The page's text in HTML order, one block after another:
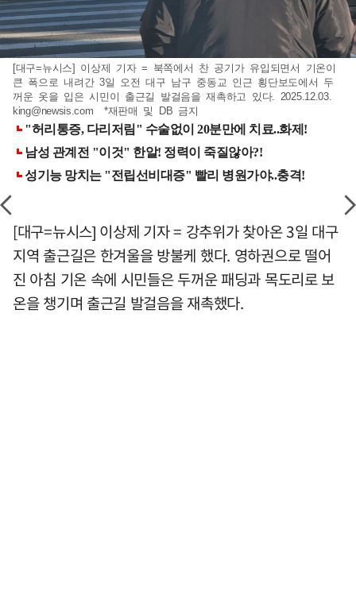
[대구=뉴시스] 이상제 기자 = 북쪽에서 찬 공기가 유입되면서 기온이
큰 폭으로 내려간 3일 오전 대구 남구 중동교 인근 횡단보도에서 두
꺼운 옷을 입은 시민이 출근길 발걸음을 재촉하고 있다. 2025.12.03.
king@newsis.com *재판매 및 DB 금지
[대구=뉴시스] 이상제 기자 = 강추위가 찾아온 3일 대구
지역 출근길은 한겨울을 방불케 했다. 영하권으로 떨어
진 아침 기온 속에 시민들은 두꺼운 패딩과 목도리로 보
온을 챙기며 출근길 발걸음을 재촉했다.